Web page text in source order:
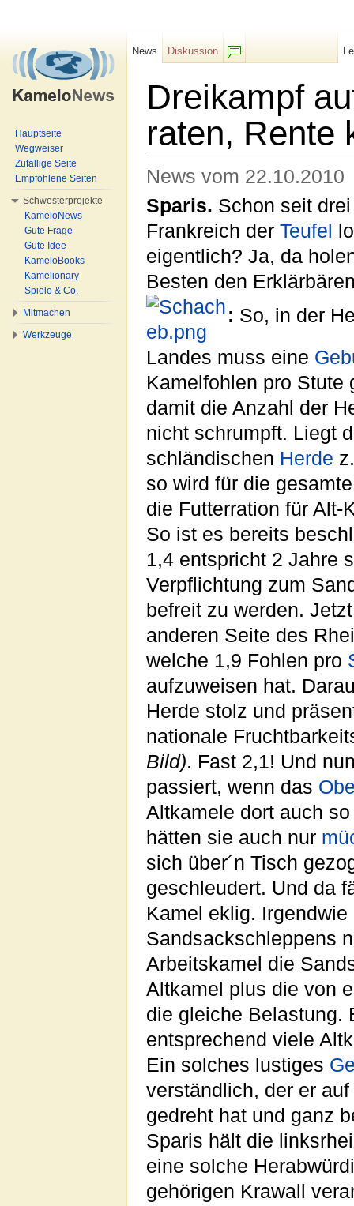
Dreikampf
raten, Rente
News vom 22.10.2010
Sparis. Schon seit
Frankreich der Teufel
eigentlich? Ja, da
Besten den
: So, in der
Landes muss eine
Kamelfohlen pro Stute
damit die Anzahl der
nicht schrumpft. Liegt
schländischen Herde
so wird für die
die Futterration für Alt-
So ist es bereits
1,4 entspricht 2 Jahre
Verpflichtung zum
befreit zu werden.
anderen Seite des
welche 1,9 Fohlen pro
aufzuweisen hat.
Herde stolz und
nationale
Bild). Fast 2,1! Und
passiert, wenn das
Altkamele dort auch
hätten sie auch nur
sich über´n Tisch
geschleudert. Und da
Kamel eklig.
Sandsackschleppens
Arbeitskamel die
Altkamel plus die von
die gleiche Belastung.
entsprechend viele
Ein solches lustiges
verständlich, der er
gedreht hat und ganz
Sparis hält die
eine solche
gehörigen Krawall
News
Diskussion
Hauptseite
Wegweiser
Zufällige Seite
Empfohlene Seiten
Schwesterprojekte
KameloNews
Gute Frage
Gute Idee
KameloBooks
Kamelionary
Spiele & Co.
Mitmachen
Werkzeuge